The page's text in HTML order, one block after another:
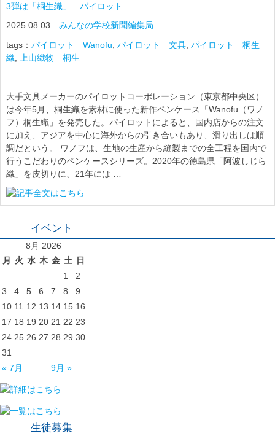
3弾は「桐生織」 パイロット
2025.08.03 みんなの学校新聞編集局
tags： パイロット Wanofu パイロット 文具 パイロット 桐生
織
上山織物 桐生
大手文具メーカーのパイロットコーポレーション（東京都中央区）
は今年5月、桐生織を素材に使った新作ペンケース「Wanofu（ワノ
フ）桐生織」を発売した。パイロットによると、国内店からの注文
に加え、アジアを中心に海外からの引き合いもあり、滑り出しは順
調だという。 ワノフは、生地の生産から縫製までの全工程を国内で
行うこだわりのペンケースシリーズ。2020年の徳島県「阿波しじら
織」を皮切りに、21年には …
イベント
8月 2026
月
火 水 木 金 土
日
1
2
3
4 5 6 7 8
9
10 11 12 13 14 15 16
17 18 19 20 21 22 23
24 25 26 27 28 29 30
31
« 7月
9月 »
生徒募集